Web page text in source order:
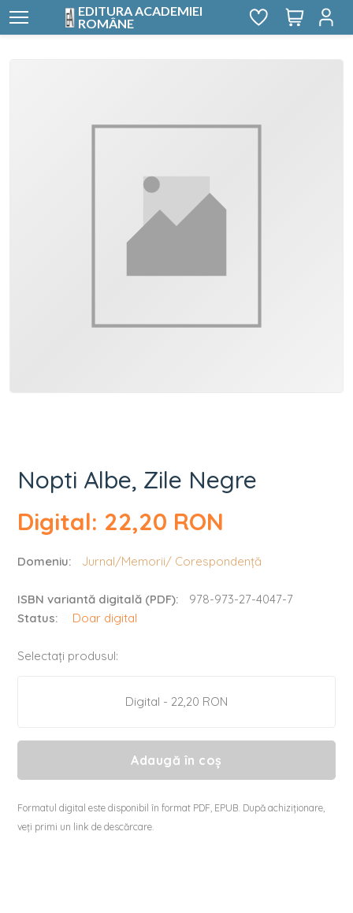
EDITURA ACADEMIEI
ROMÂNE
Nopti Albe, Zile Negre
Digital: 22,20 RON
Domeniu: Jurnal/Memorii/ Corespondență
ISBN variantă digitală (PDF):
978-973-27-4047-7
Status:
Doar digital
Selectați produsul:
Digital - 22,20 RON
Adaugă în coș
Formatul digital este disponibil în format PDF, EPUB. După achiziționare,
veți primi un link de descărcare.